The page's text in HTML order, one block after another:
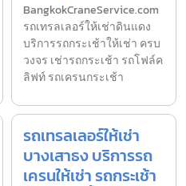
BangkokCraneService.com
รถเทรลเลอร์ให้เช่าดินแดง
บริการรถกระเช้าให้เช่า ครบ
วงจร เช่ารถกระเช้า รถโฟล์ค
ลิฟท์ รถเครนกระเช้า
รถเทรลเลอร์ให้เช่า
บางเสาธง บริการรถ
เครนให้เช่า รถกระเช้า